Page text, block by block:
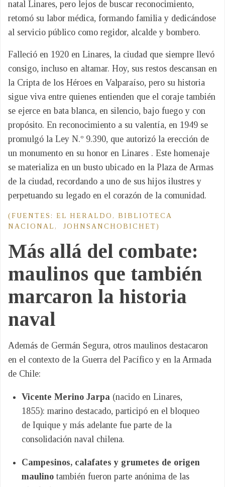
natal Linares, pero lejos de buscar reconocimiento,
retomó su labor médica, formando familia y dedicándose
al servicio público como regidor, alcalde y bombero.
Falleció en 1920 en Linares, la ciudad que siempre llevó
consigo, incluso en altamar. Hoy, sus restos descansan en
la Cripta de los Héroes en Valparaíso, pero su historia
sigue viva entre quienes entienden que el coraje también
se ejerce en bata blanca, en silencio, bajo fuego y con
propósito. En reconocimiento a su valentía, en 1949 se
promulgó la Ley N.º 9.390, que autorizó la erección de
un monumento en su honor en Linares . Este homenaje
se materializa en un busto ubicado en la Plaza de Armas
de la ciudad, recordando a uno de sus hijos ilustres y
perpetuando su legado en el corazón de la comunidad.
(FUENTES: EL HERALDO , BIBLIOTECA
NACIONAL,
JOHNSANCHOBICHET)
Más allá del combate:
maulinos que también
marcaron la historia
naval
Además de Germán Segura, otros maulinos destacaron
en el contexto de la Guerra del Pacífico y en la Armada
de Chile:
Vicente Merino Jarpa (nacido en Linares,
1855): marino destacado, participó en el bloqueo
de Iquique y más adelante fue parte de la
consolidación naval chilena.
Campesinos, calafates y grumetes de origen
maulino también fueron parte anónima de las